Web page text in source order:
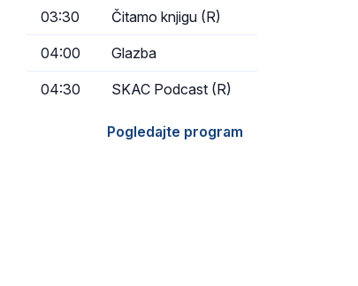
03:30 Čitamo knjigu (R)
04:00 Glazba
04:30 SKAC Podcast (R)
Pogledajte program